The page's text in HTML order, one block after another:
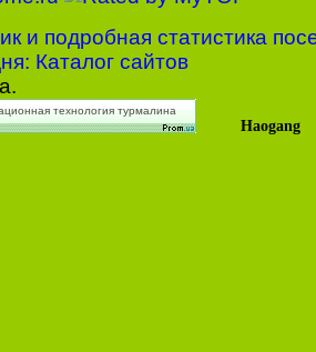
технология турмалина
Haogang